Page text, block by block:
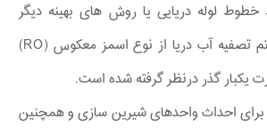
خطوط لوله دریایی یا روش های بهینه دیگر
انجام می شود. سیستم تصفیه آب دریا از نوع اسمز معکوس (RO)
احداث واحدهای شیرین سازی و همچنین